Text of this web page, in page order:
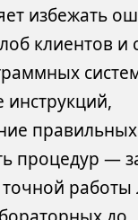
избежать
клиентов и
процедур —